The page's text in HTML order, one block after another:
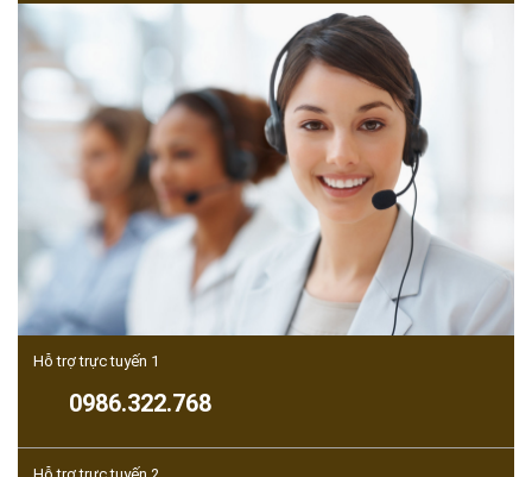
Hỗ trợ trực tuyến 1
0986.322.768